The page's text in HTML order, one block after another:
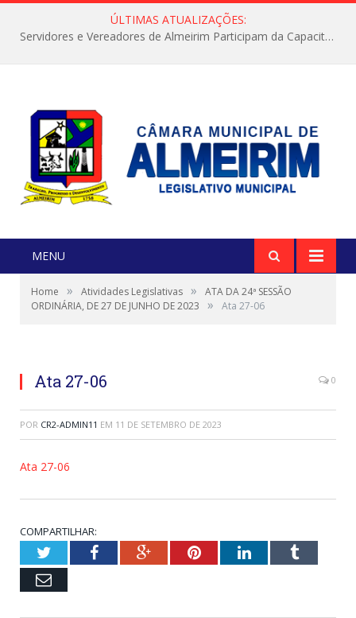
ÚLTIMAS ATUALIZAÇÕES:
Servidores e Vereadores de Almeirim Participam da Capacitação “Orientar é a Nossa Missão”
MENU
Home » Atividades Legislativas »
ATA DA 24ª SESSÃO
ORDINÁRIA, DE 27 DE JUNHO DE 2023
» Ata 27-06
Ata 27-06 0
POR CR2-ADMIN11 EM 11 DE SETEMBRO DE 2023
Ata 27-06
COMPARTILHAR:
TwitterFacebookGoogle+PinterestLinkedInTumblr
Email